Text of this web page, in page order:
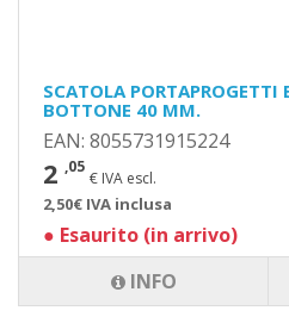
SCATOLA PORTAPROGETTI
BOTTONE 40 MM.
EAN: 8055731915224
2 ,05
€ IVA escl.
2,50€ IVA inclusa
● Esaurito (in arrivo)
INFO